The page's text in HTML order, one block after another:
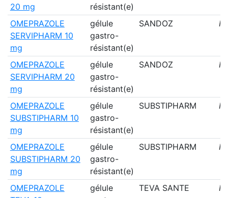
20 mg
résistant(e)
OMEPRAZOLE
SERVIPHARM 10
mg
gélule
gastro-
résistant(e)
SANDOZ
OMEPRAZOLE
SERVIPHARM 20
mg
gélule
gastro-
résistant(e)
SANDOZ
OMEPRAZOLE
SUBSTIPHARM 10
mg
gélule
gastro-
résistant(e)
SUBSTIPHARM
OMEPRAZOLE
SUBSTIPHARM 20
mg
gélule
gastro-
résistant(e)
SUBSTIPHARM
OMEPRAZOLE
gélule
TEVA SANTE